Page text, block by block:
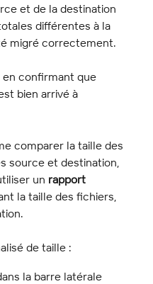
et de la destination
différentes à la
migré correctement.
en confirmant que
bien arrivé à
comparer la taille des
source et destination,
un rapport
la taille des fichiers,
de taille :
la barre latérale